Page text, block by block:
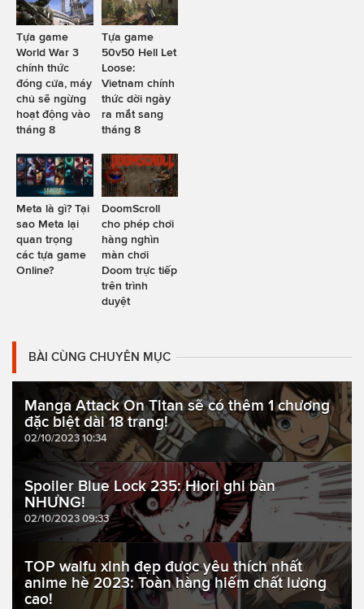
Tựa game
World War 3
chính thức
đóng cửa, máy
chủ sẽ ngừng
hoạt động vào
tháng 8
Tựa game
50v50 Hell Let
Loose:
Vietnam chính
thức dời ngày
ra mắt sang
tháng 8
Meta là gì? Tại
sao Meta lại
quan trọng
các tựa game
Online?
DoomScroll
cho phép chơi
hàng nghìn
màn chơi
Doom trực tiếp
trên trình
duyệt
BÀI CÙNG CHUYÊN MỤC
Manga Attack On Titan sẽ có thêm 1 chương
đặc biệt dài 18 trang!
02/10/2023 10:34
Spoiler Blue Lock 235: Hiori ghi bàn
NHƯNG!
02/10/2023 09:33
TOP waifu xinh đẹp được yêu thích nhất
anime hè 2023: Toàn hàng hiếm chất lượng
cao!